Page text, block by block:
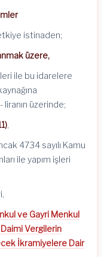
istinaden;
üzere,
ile bu idarelere
liranın üzerinde;
,
4734 sayılı Kamu
ile yapım işleri
ve Gayri Menkul
Daimi Vergilerin
İkramiyelere Dair